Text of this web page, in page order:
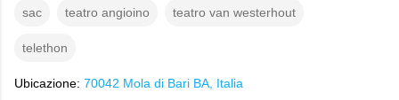
sac teatro angioino teatro van westerhout
telethon
Ubicazione: 70042 Mola di Bari BA, Italia